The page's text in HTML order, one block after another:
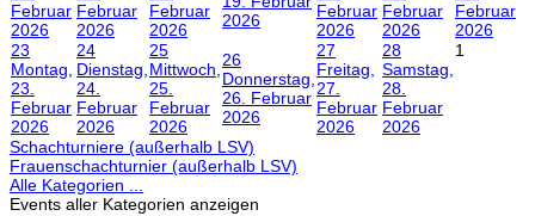
Februar
2026
Februar
2026
Februar
2026
2026
Februar
2026
Februar
2026
Februar
2026
23
Montag,
23.
Februar
2026
24
Dienstag,
24.
Februar
2026
25
Mittwoch,
25.
Februar
2026
26
Donnerstag,
26. Februar
2026
27
Freitag,
27.
Februar
2026
28
Samstag,
28.
Februar
2026
1
Schachturniere (außerhalb LSV)
Frauenschachturnier (außerhalb LSV)
Alle Kategorien ...
Events aller Kategorien anzeigen